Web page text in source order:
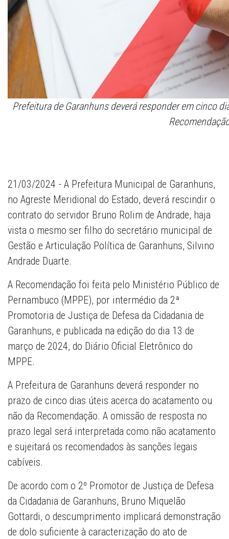
Prefeitura de Garanhuns deverá responder em cinco
21/03/2024 - A Prefeitura Municipal de Garanhuns,
no Agreste Meridional do Estado, deverá rescindir o
contrato do servidor Bruno Rolim de Andrade, haja
vista o mesmo ser filho do secretário municipal de
Gestão e Articulação Política de Garanhuns, Silvino
Andrade Duarte.
A Recomendação foi feita pelo Ministério Público de
Pernambuco (MPPE), por intermédio da 2ª
Promotoria de Justiça de Defesa da Cidadania de
Garanhuns, e publicada na edição do dia 13 de
março de 2024, do Diário Oficial Eletrônico do
MPPE.
A Prefeitura de Garanhuns deverá responder no
prazo de cinco dias úteis acerca do acatamento ou
não da Recomendação. A omissão de resposta no
prazo legal será interpretada como não acatamento
e sujeitará os recomendados às sanções legais
cabíveis.
De acordo com o 2º Promotor de Justiça de Defesa
da Cidadania de Garanhuns, Bruno Miquelão
Gottardi, o descumprimento implicará demonstração
de dolo suficiente à caracterização do ato de